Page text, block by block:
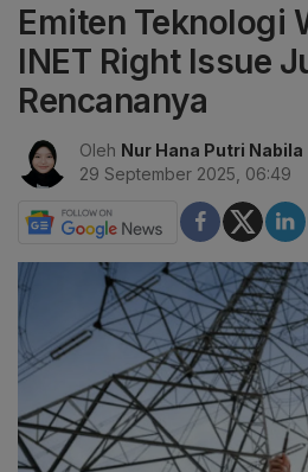
Emiten Teknologi
INET Right Issue
Rencananya
Oleh Nur Hana Putri Nabila
29 September 2025, 06:49